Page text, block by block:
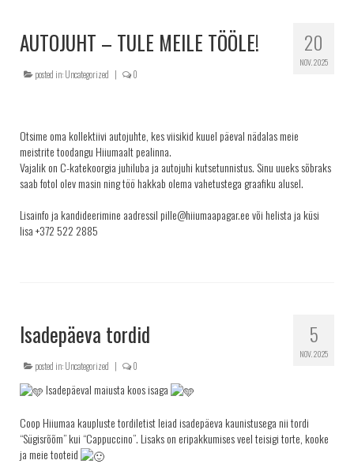
20
NOV. 2025
AUTOJUHT – TULE MEILE TÖÖLE!
posted in:Uncategorized | 0
Otsime oma kollektiivi autojuhte, kes viisikid kuuel päeval nädalas meie
meistrite toodangu Hiiumaalt pealinna.
Vajalik on C-katekoorgia juhiluba ja autojuhi kutsetunnistus. Sinu uueks sõbraks
saab fotol olev masin ning töö hakkab olema vahetustega graafiku alusel.
Lisainfo ja kandideerimine aadressil pille@hiiumaapagar.ee või helista ja küsi
lisa +372 522 2885
5
NOV. 2025
Isadepäeva tordid
posted in:Uncategorized | 0
Isadepäeval maiusta koos isaga
Coop Hiiumaa kaupluste tordiletist leiad isadepäeva kaunistusega nii tordi
“Sügisrõõm” kui “Cappuccino”. Lisaks on eripakkumises veel teisigi torte, kooke
ja meie tooteid